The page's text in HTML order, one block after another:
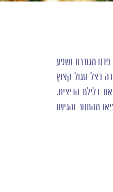
פדנו מגוררת ושפע
בצל סגול קצוץ
בלילת הביצים.
מוכן. הוציאו מהתנור והגישו